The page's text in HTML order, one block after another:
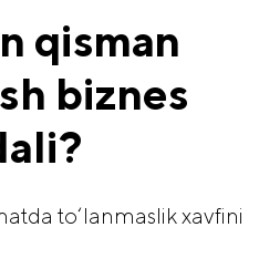
qisman
biznes
to‘lanmaslik xavfini